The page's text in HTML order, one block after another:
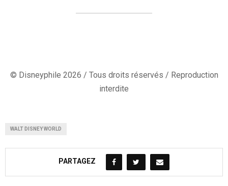
© Disneyphile 2026 / Tous droits réservés / Reproduction
interdite
WALT DISNEY WORLD
PARTAGEZ